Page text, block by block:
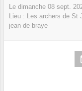
Le dimanche 08 sept.
Lieu : Les archers de St
jean de braye